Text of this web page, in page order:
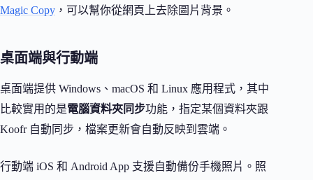
Magic Copy ，可以幫你從網頁上去除圖片背景。
桌面端與行動端
桌面端提供 Windows、macOS 和 Linux 應用程式，其中
比較實用的是電腦資料夾同步功能，指定某個資料夾跟
Koofr 自動同步，檔案更新會自動反映到雲端。
行動端 iOS 和 Android App 支援自動備份手機照片。照